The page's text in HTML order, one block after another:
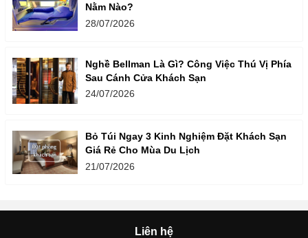
Nằm Nào?
28/07/2026
Nghề Bellman Là Gì? Công Việc Thú Vị Phía
Sau Cánh Cửa Khách Sạn
24/07/2026
Bỏ Túi Ngay 3 Kinh Nghiệm Đặt Khách Sạn
Giá Rẻ Cho Mùa Du Lịch
21/07/2026
Liên hệ